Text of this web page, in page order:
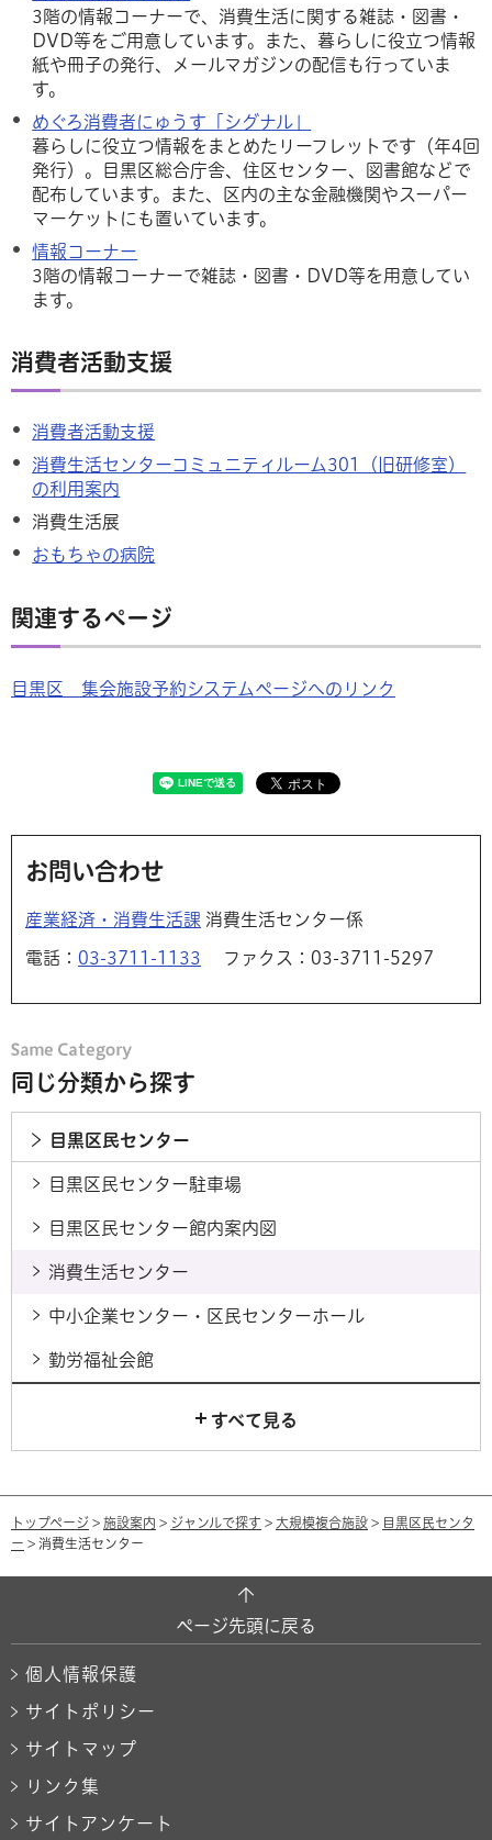
3階の情報コーナーで、消費生活に関する雑誌・図書・
DVD等をご用意しています。また、暮らしに役立つ情報
紙や冊子の発行、メールマガジンの配信も行っていま
す。
めぐろ消費者にゅうす「シグナル」
暮らしに役立つ情報をまとめたリーフレットです（年4回
発行）。目黒区総合庁舎、住区センター、図書館などで
配布しています。また、区内の主な金融機関やスーパー
マーケットにも置いています。
情報コーナー
3階の情報コーナーで雑誌・図書・DVD等を用意してい
ます。
消費者活動支援
消費者活動支援
消費生活センターコミュニティルーム301（旧研修室）
の利用案内
消費生活展
おもちゃの病院
関連するページ
目黒区 集会施設予約システムページへのリンク
お問い合わせ
産業経済・消費生活課 消費生活センター係
電話： 03-3711-1133 ファクス：03-3711-5297
同じ分類から探す
目黒区民センター
目黒区民センター駐車場
目黒区民センター館内案内図
消費生活センター
中小企業センター・区民センターホール
勤労福祉会館
すべて見る
トップページ > 施設案内 > ジャンルで探す > 大規模複合施設 > 目黒区民センタ
ー > 消費生活センター
ページ先頭に戻る
個人情報保護
サイトポリシー
サイトマップ
リンク集
サイトアンケート